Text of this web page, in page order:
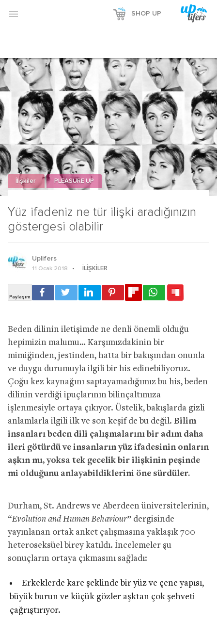
 SHOP UP
Yüz ifadeniz ne tür ilişki aradığınızın
göstergesi olabilir
İlişkiler PLEASURE UP
Uplifers
11 Ocak 2018 İLIŞKILER
Beden dilinin iletişimde ne denli önemli olduğu
hepimizin malumu… Karşımızdakinin bir
mimiğinden, jestinden, hatta bir bakışından onunla
ve duygu durumuyla ilgili bir his edinebiliyoruz.
Çoğu kez kaynağını saptayamadığımız bu his, beden
dilinin verdiği ipuçlarının bilinçaltımıza
işlenmesiyle ortaya çıkıyor. Üstelik, bakışlarda gizli
anlamlarla ilgili ilk ve son keşif de bu değil. Bilim
insanları beden dili çalışmalarını bir adım daha
ileri götürdü ve insanların yüz ifadesinin onların
aşkın mı, yoksa tek gecelik bir ilişkinin peşinde
mi olduğunu anlayabildiklerini öne sürdüler.
Durham, St. Andrews ve Aberdeen üniversitelerinin,
“Evolution and Human Behaviour” dergisinde
yayınlanan ortak anket çalışmasına yaklaşık 700
heteroseksüel birey katıldı. İncelemeler şu
sonuçların ortaya çıkmasını sağladı:
Erkeklerde kare şeklinde bir yüz ve çene yapısı,
büyük burun ve küçük gözler aşktan çok şehveti
çağrıştırıyor.